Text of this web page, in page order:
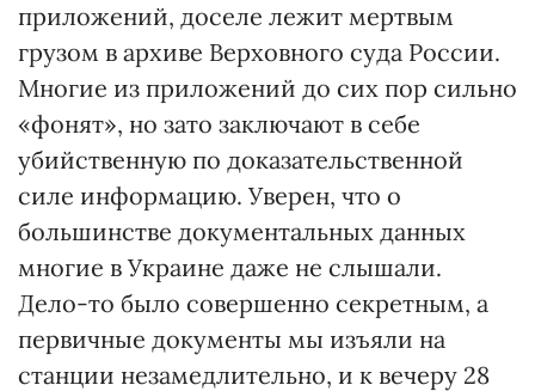
приложений, доселе лежит мертвым
грузом в архиве Верховного суда России.
Многие из приложений до сих пор сильно
«фонят», но зато заключают в себе
убийственную по доказательственной
силе информацию. Уверен, что о
большинстве документальных данных
многие в Украине даже не слышали.
Дело-то было совершенно секретным, а
первичные документы мы изъяли на
станции незамедлительно, и к вечеру 28